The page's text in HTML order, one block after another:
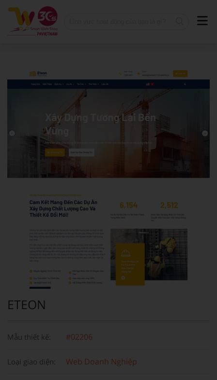
ETEON
Mẫu thiết kế: #02206
Loại giao diện: Web Doanh Nghiệp